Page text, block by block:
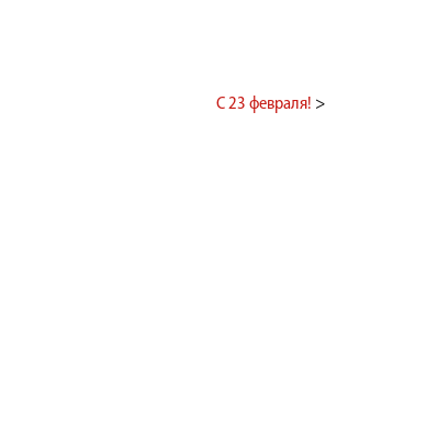
С 23 февраля! >